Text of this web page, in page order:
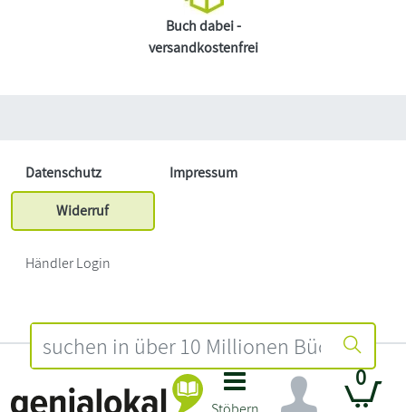
0
Buch dabei -
versandkostenfrei
Datenschutz
Impressum
Widerruf
Händler Login